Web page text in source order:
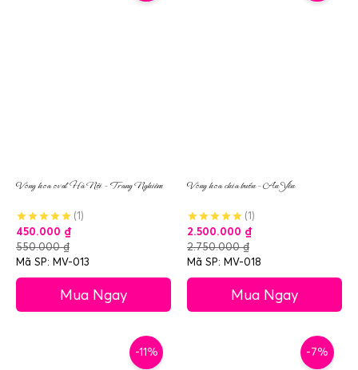
Vòng hoa oval Hà Nội – Trang Nghiêm
(1)
450.000 ₫
550.000₫
Mã SP: MV-013
Mua Ngay
Vòng hoa chia buồn – An Yên
(1)
2.500.000 ₫
2.750.000₫
Mã SP: MV-018
Mua Ngay
-11% -7%